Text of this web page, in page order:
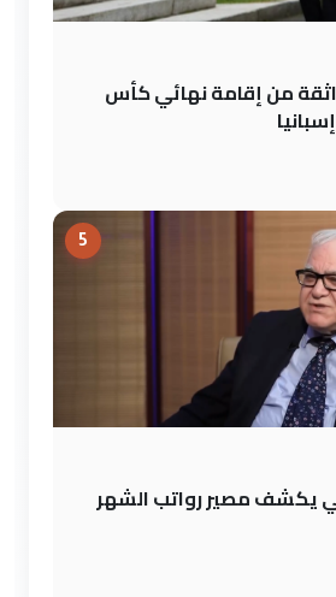
من إقامة نهائي كأس
5
يكشف مصير رواتب الشهر